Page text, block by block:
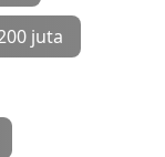
juta